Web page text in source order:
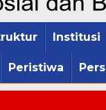
Institusi
Peristiwa Pers